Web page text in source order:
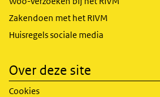
Zakendoen met het RIVM
Huisregels sociale media
Over deze site
Cookies